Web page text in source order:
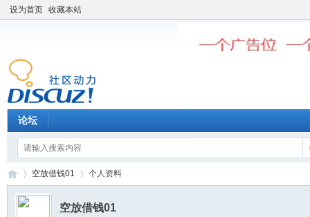
设为首页 收藏本站
论坛
空放借钱01 个人资料
空放借钱01